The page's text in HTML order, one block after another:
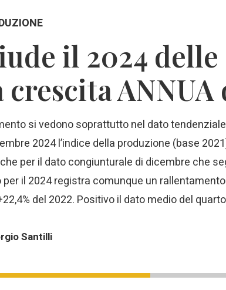
il 2024
ANNUA
si vedono soprattutto nel dato
2024 l’indice della produzione (base
per il dato congiunturale di dicembre che
per il 2024 registra comunque un
del 2022. Positivo il dato medio del
Santilli